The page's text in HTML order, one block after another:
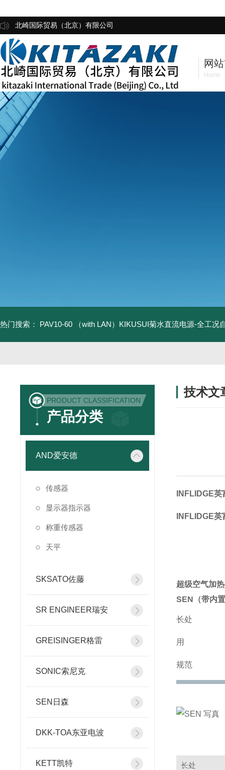
北崎国际贸易（北京）有限公司
网
Home
热门搜索： PAV10-60 （with LAN）KIKUSUI菊水直流电源-全工况
PRODUCT CLASSIFICATION
产品分类
AND爱安德
传感器
显示器指示器
称重传感器
天平
SKSATO佐藤
SR ENGINEER瑞安
GREISINGER格雷
SONIC索尼克
SEN日森
DKK-TOA东亚电波
KETT凯特
技术文
INFLIDGE
INFLIDGE
超级空气加
SEN（带内
长处
用
规范
长处